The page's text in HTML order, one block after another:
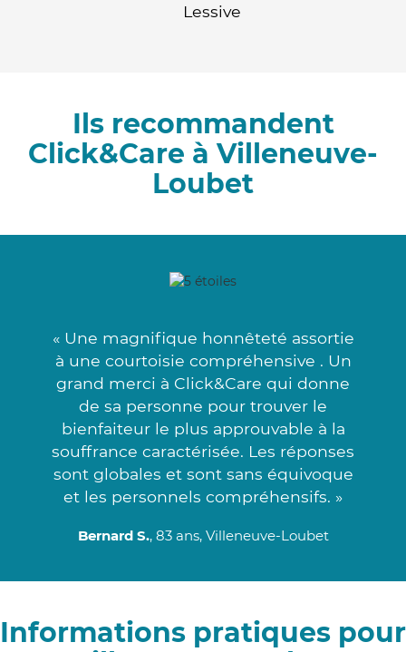
Lessive
Ils recommandent
Click&Care à Villeneuve-
Loubet
« Une magnifique honnêteté assortie
à une courtoisie compréhensive . Un
grand merci à Click&Care qui donne
de sa personne pour trouver le
bienfaiteur le plus approuvable à la
souffrance caractérisée. Les réponses
sont globales et sont sans équivoque
et les personnels compréhensifs. »
Bernard S., 83 ans, Villeneuve-Loubet
Informations pratiques pour